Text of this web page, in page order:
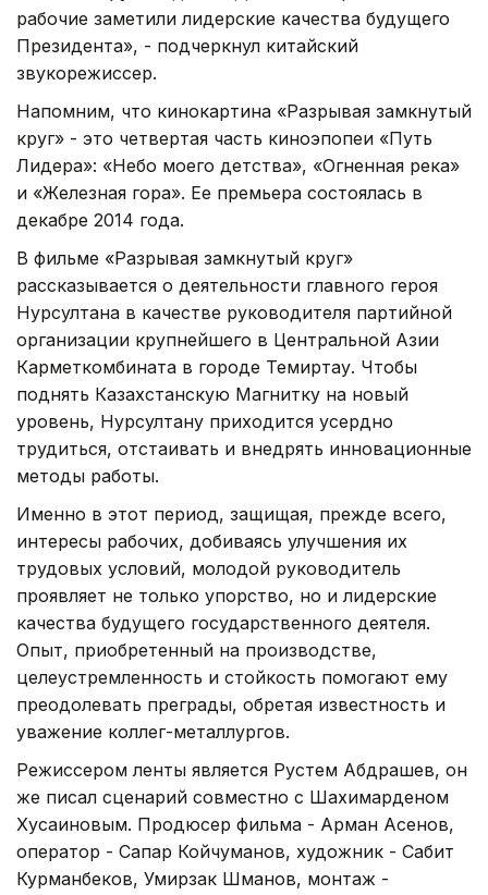
рабочие заметили лидерские качества будущего
Президента», - подчеркнул китайский
звукорежиссер.
Напомним, что кинокартина «Разрывая замкнутый
круг» - это четвертая часть киноэпопеи «Путь
Лидера»: «Небо моего детства», «Огненная река»
и «Железная гора». Ее премьера состоялась в
декабре 2014 года.
В фильме «Разрывая замкнутый круг»
рассказывается о деятельности главного героя
Нурсултана в качестве руководителя партийной
организации крупнейшего в Центральной Азии
Карметкомбината в городе Темиртау. Чтобы
поднять Казахстанскую Магнитку на новый
уровень, Нурсултану приходится усердно
трудиться, отстаивать и внедрять инновационные
методы работы.
Именно в этот период, защищая, прежде всего,
интересы рабочих, добиваясь улучшения их
трудовых условий, молодой руководитель
проявляет не только упорство, но и лидерские
качества будущего государственного деятеля.
Опыт, приобретенный на производстве,
целеустремленность и стойкость помогают ему
преодолевать преграды, обретая известность и
уважение коллег-металлургов.
Режиссером ленты является Рустем Абдрашев, он
же писал сценарий совместно с Шахимарденом
Хусаиновым. Продюсер фильма - Арман Асенов,
оператор - Сапар Койчуманов, художник - Сабит
Курманбеков, Умирзак Шманов, монтаж -